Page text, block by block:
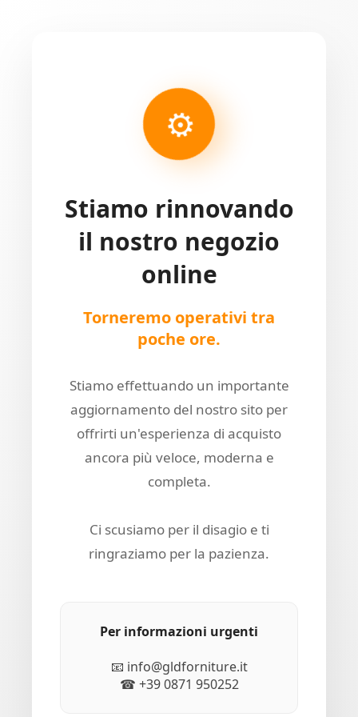
⚙
Stiamo rinnovando
il nostro negozio
online
Torneremo operativi tra
poche ore.
Stiamo effettuando un importante
aggiornamento del nostro sito per
offrirti un'esperienza di acquisto
ancora più veloce, moderna e
completa.
Ci scusiamo per il disagio e ti
ringraziamo per la pazienza.
Per informazioni urgenti
📧 info@gldforniture.it
☎ +39 0871 950252